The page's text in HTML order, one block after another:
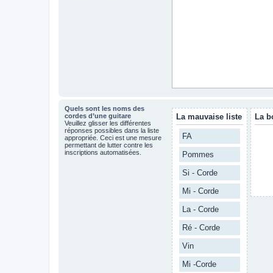
Quels sont les noms des
cordes d’une guitare
Veuillez glisser les différentes
réponses possibles dans la liste
appropriée. Ceci est une mesure
permettant de lutter contre les
inscriptions automatisées.
La mauvaise liste
FA
Pommes
Si - Corde
Mi - Corde
La - Corde
Ré - Corde
Vin
Mi -Corde
La